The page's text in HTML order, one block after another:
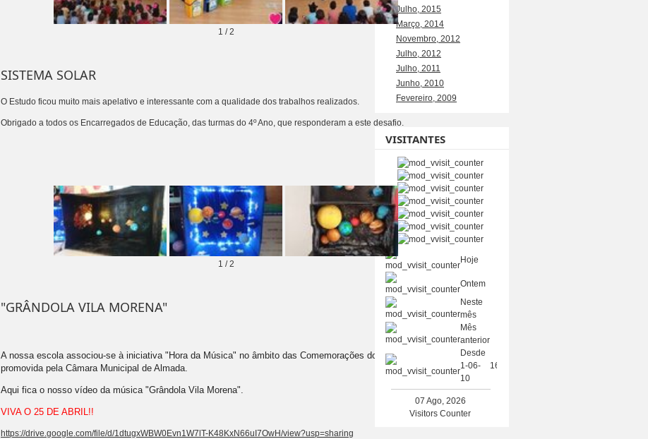
1 /2
SISTEMA SOLAR
O Estudo ficou muito mais apelativo e interessante com a qualidade dos trabalhos realizados.
Obrigado a todos os Encarregados de Educação, das turmas do 4º Ano, que responderam a este desafio.
1 /2
"GRÂNDOLA VILA MORENA"
A nossa escola associou-se à iniciativa "Hora da Música" no âmbito das Comemorações do 25 de abril,
promovida pela Câmara Municipal de Almada.
Aqui fica o nosso vídeo da música "Grândola Vila Morena".
VIVA O 25 DE ABRIL!!
https://drive.google.com/file/d/1dtugxWBW0Evn1W7lT-K48KxN66uI7OwH/view?usp=sharing
Julho, 2015
Março, 2014
Novembro, 2012
Julho, 2012
Julho, 2011
Junho, 2010
Fevereiro, 2009
VISITANTES
Hoje
Ontem
Neste
mês
Mês
anterior
Desde
1-06-
10
1619701
07 Ago, 2026
Visitors Counter